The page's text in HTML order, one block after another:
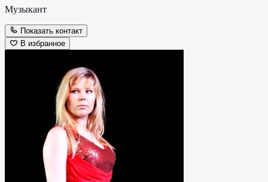
Музыкант
Показать контакт
В избранное